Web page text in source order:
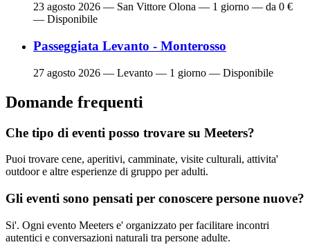
23 agosto 2026 — San Vittore Olona — 1 giorno — da 0 €
— Disponibile
Passeggiata Levanto - Monterosso
27 agosto 2026 — Levanto — 1 giorno — Disponibile
Domande frequenti
Che tipo di eventi posso trovare su Meeters?
Puoi trovare cene, aperitivi, camminate, visite culturali, attivita'
outdoor e altre esperienze di gruppo per adulti.
Gli eventi sono pensati per conoscere persone nuove?
Si'. Ogni evento Meeters e' organizzato per facilitare incontri
autentici e conversazioni naturali tra persone adulte.